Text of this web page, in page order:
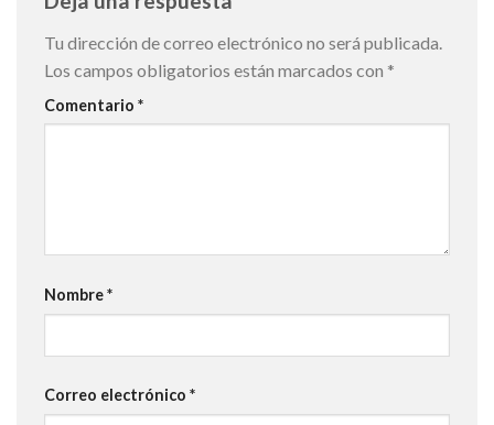
Tu dirección de correo electrónico no será publicada.
Los campos obligatorios están marcados con *
Comentario *
Nombre*
Correo electrónico *